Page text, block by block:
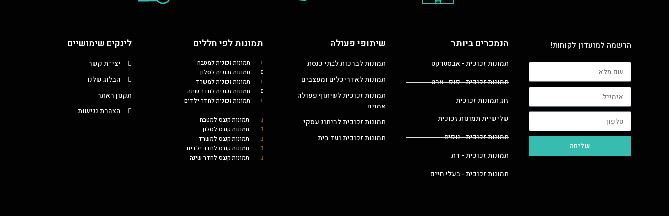
הרשמה למועדון לקוחות!
שליחה
הנמכרים ביותר
תמונות זכוכית - אבסטרקט
תמונות זכוכית - פופ - ארט
זוג תמונות זכוכית
שלישיית תמונות זכוכית
תמונות זכוכית - נופים
תמונות זכוכית - דת
תמונות זכוכית - בעלי חיים
שיתופי פעולה
תמונות לברכות לבתי כנסת
תמונות לאדריכלים ומעצבים
תמונות זכוכית לשיתוף פעולה
אמנים
תמונות זכוכית למיתוג עסקי
תמונות זכוכית ועד בית
תמונות לפי חללים
תמונות זכוכית למטבח
תמונות זכוכית לסלון
תמונות זכוכית למשרד
תמונות זכוכית לחדר שינה
תמונות זכוכית לחדר ילדים
תמונות קנבס למטבח
תמונות קנבס לסלון
תמונות קנבס למשרד
תמונות קנבס לחדר ילדים
תמונות קנבס לחדר שינה
לינקים שימושיים
יצירת קשר
הבלוג שלנו
תקנון האתר
הצהרת נגישות